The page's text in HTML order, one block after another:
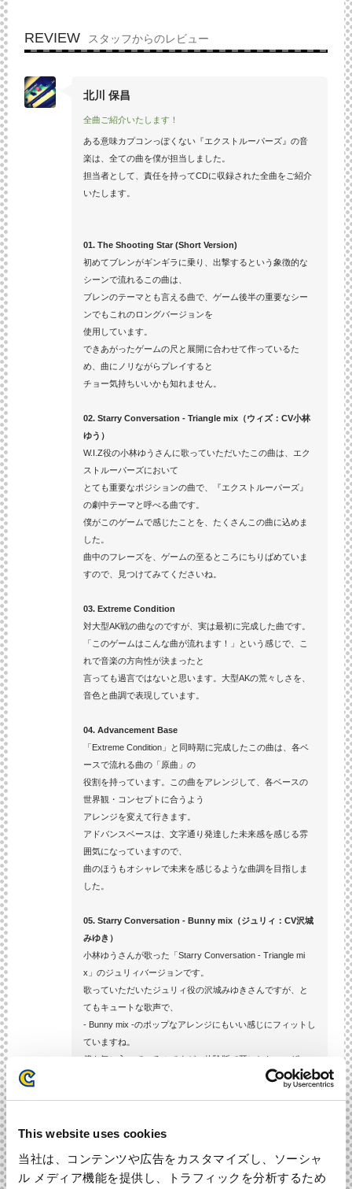
This website uses cookies
当社は、コンテンツや広告をカスタマイズし、ソーシャ
ル メディア機能を提供し、トラフィックを分析するため
REVIEW スタッフからのレビュー
北川 保昌
全曲ご紹介いたします！
ある意味カプコンっぽくない『エクストルーパーズ』の音
楽は、全ての曲を僕が担当しました。
担当者として、責任を持ってCDに収録された全曲をご紹介
いたします。
01. The Shooting Star (Short Version)
初めてブレンがギンギラに乗り、出撃するという象徴的な
シーンで流れるこの曲は、
ブレンのテーマとも言える曲で、ゲーム後半の重要なシー
ンでもこれのロングバージョンを
使用しています。
できあがったゲームの尺と展開に合わせて作っているた
め、曲にノリながらプレイすると
チョー気持ちいいかも知れません。
02. Starry Conversation - Triangle mix（ウィズ：CV小林
ゆう）
W.I.Z役の小林ゆうさんに歌っていただいたこの曲は、エク
ストルーパーズにおいて
とても重要なポジションの曲で、『エクストルーパーズ』
の劇中テーマと呼べる曲です。
僕がこのゲームで感じたことを、たくさんこの曲に込めま
した。
曲中のフレーズを、ゲームの至るところにちりばめていま
すので、見つけてみてくださいね。
03. Extreme Condition
対大型AK戦の曲なのですが、実は最初に完成した曲です。
「このゲームはこんな曲が流れます！」という感じで、こ
れで音楽の方向性が決まったと
言っても過言ではないと思います。大型AKの荒々しさを、
音色と曲調で表現しています。
04. Advancement Base
「Extreme Condition」と同時期に完成したこの曲は、各ベ
ースで流れる曲の「原曲」の
役割を持っています。この曲をアレンジして、各ベースの
世界観・コンセプトに合うよう
アレンジを変えて行きます。
アドバンスベースは、文字通り発達した未来感を感じる雰
囲気になっていますので、
曲のほうもオシャレで未来を感じるような曲調を目指しま
した。
05. Starry Conversation - Bunny mix（ジュリィ：CV沢城
みゆき）
小林ゆうさんが歌った「Starry Conversation - Triangle mi
x」のジュリィバージョンです。
歌っていただいたジュリィ役の沢城みゆきさんですが、と
てもキュートな歌声で、
- Bunny mix -のポップなアレンジにもいい感じにフィットし
ていますね。
僕も気に入っているのですが、体験版で耳にしたユーザー
06. Protect from Threats --> Rumble
流れていた曲です。
前半と後半があるのですが、後半の荒々しいエフェクトが